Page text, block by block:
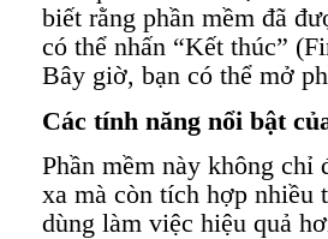
biết rằng phần mềm đã
có thể nhấn “Kết thúc”
Bây giờ, bạn có thể mở
Các tính năng nổi bật
Phần mềm này không chỉ
xa mà còn tích hợp nhiều
dùng làm việc hiệu quả